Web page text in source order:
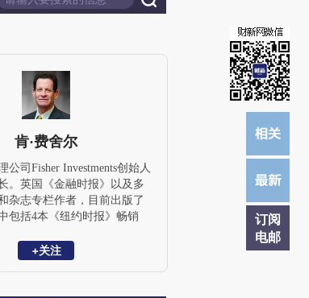
订阅
电邮
肯·费舍尔
公司Fisher Investments创始人
。英国《金融时报》以及多
杂志专栏作者，目前出版了
包括4本《纽约时报》畅销
+关注